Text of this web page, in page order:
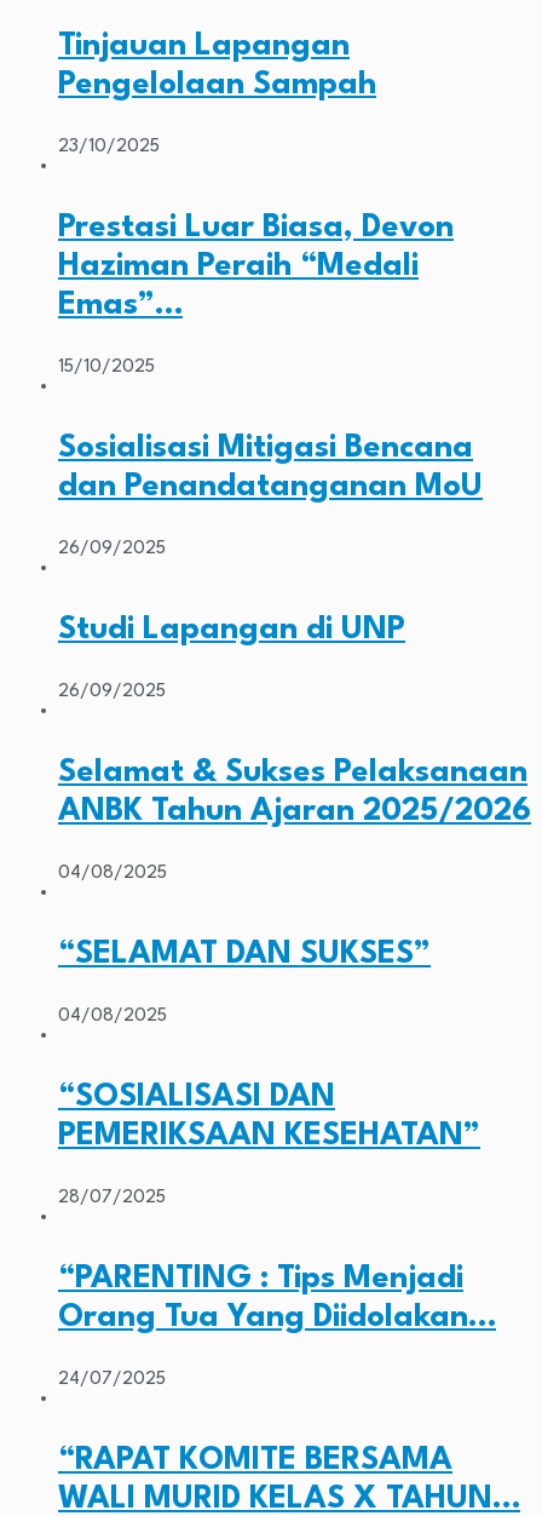
Tinjauan Lapangan
Pengelolaan Sampah
23/10/2025
Prestasi Luar Biasa, Devon
Haziman Peraih “Medali
Emas”…
15/10/2025
Sosialisasi Mitigasi Bencana
dan Penandatanganan MoU
26/09/2025
Studi Lapangan di UNP
26/09/2025
Selamat & Sukses Pelaksanaan
ANBK Tahun Ajaran 2025/2026
04/08/2025
“SELAMAT DAN SUKSES”
04/08/2025
“SOSIALISASI DAN
PEMERIKSAAN KESEHATAN”
28/07/2025
“PARENTING : Tips Menjadi
Orang Tua Yang Diidolakan…
24/07/2025
“RAPAT KOMITE BERSAMA
WALI MURID KELAS X TAHUN…